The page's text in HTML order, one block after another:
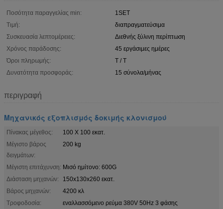
Ποσότητα παραγγελίας min:
1SET
Τιμή:
διαπραγματεύσιμα
Συσκευασία λεπτομέρειες:
Διεθνής ξύλινη περίπτωση
Χρόνος παράδοσης:
45 εργάσιμες ημέρες
Όροι πληρωμής:
T / T
Δυνατότητα προσφοράς:
15 σύνολα/μήνας
περιγραφή
Μηχανικός εξοπλισμός δοκιμής κλονισμού
Πίνακας μέγεθος:
100 X 100 εκατ.
Μέγιστο βάρος
δειγμάτων:
200 kg
Μέγιστη επιτάχυνση: Μισό ημίτονο: 600G
Διάσταση μηχανών:
150x130x260 εκατ.
Βάρος μηχανών:
4200 κλ
Τροφοδοσία:
εναλλασσόμενο ρεύμα 380V 50Hz 3 φάσης